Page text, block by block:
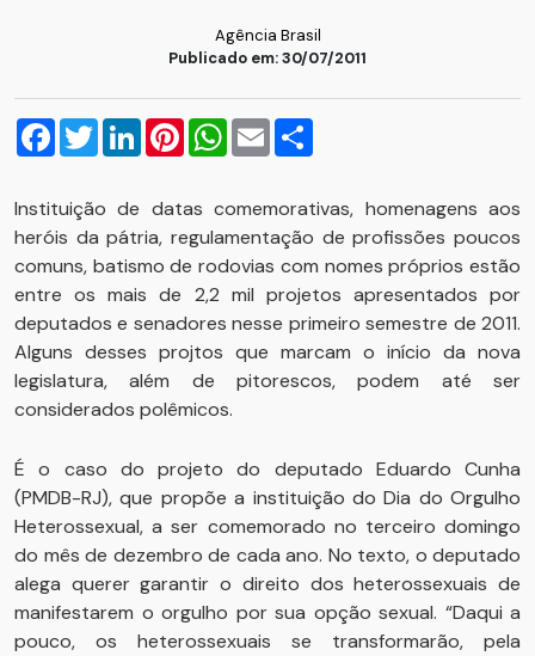
Agência Brasil
Publicado em: 30/07/2011
Facebook
TwitterLinkedInPinterestWhatsApp
Email
Instituição de datas comemorativas, homenagens aos
heróis da pátria, regulamentação de profissões poucos
comuns, batismo de rodovias com nomes próprios estão
entre os mais de 2,2 mil projetos apresentados por
deputados e senadores nesse primeiro semestre de 2011.
Alguns desses projtos que marcam o início da nova
legislatura, além de pitorescos, podem até ser
considerados polêmicos.
É o caso do projeto do deputado Eduardo Cunha
(PMDB-RJ), que propõe a instituição do Dia do Orgulho
Heterossexual, a ser comemorado no terceiro domingo
do mês de dezembro de cada ano. No texto, o deputado
alega querer garantir o direito dos heterossexuais de
manifestarem o orgulho por sua opção sexual. “Daqui a
pouco, os heterossexuais se transformarão, pela